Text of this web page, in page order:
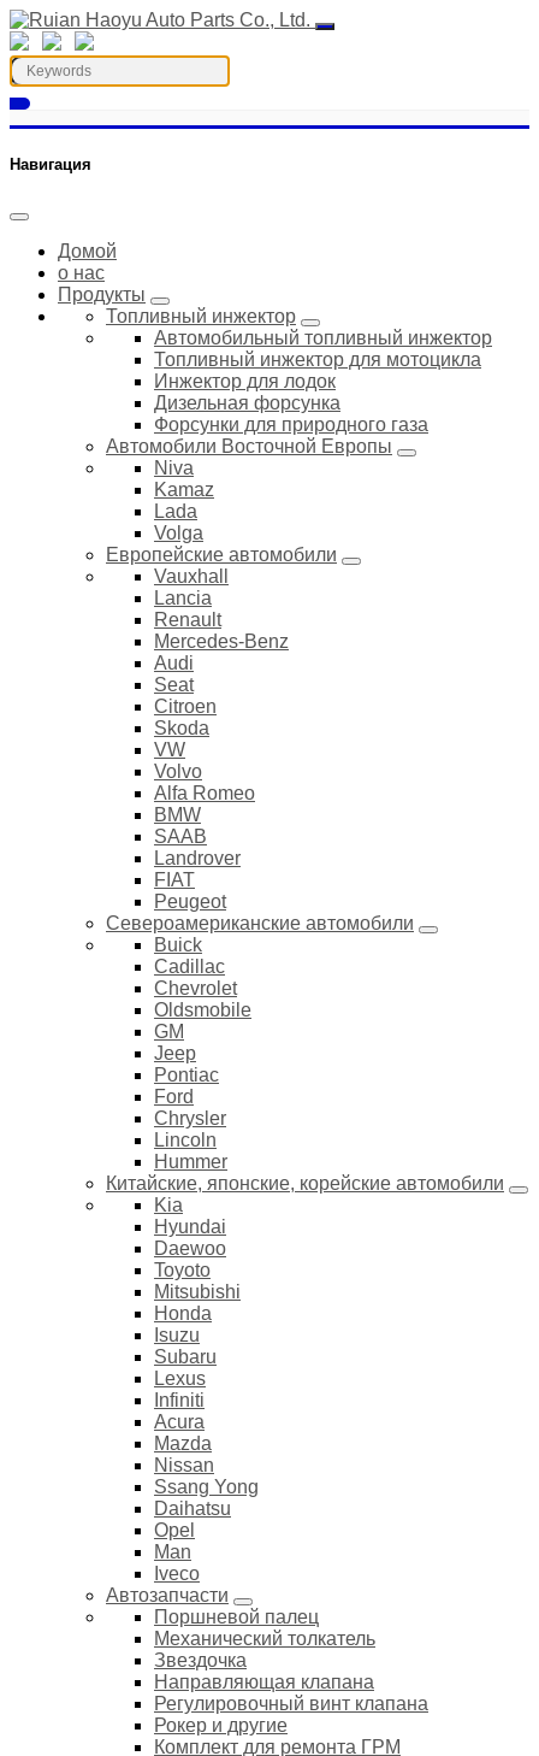
Навигация
Домой
о нас
Продукты
Топливный инжектор
Автомобильный топливный инжектор
Топливный инжектор для мотоцикла
Инжектор для лодок
Дизельная форсунка
Форсунки для природного газа
Автомобили Восточной Европы
Niva
Kamaz
Lada
Volga
Европейские автомобили
Vauxhall
Lancia
Renault
Mercedes-Benz
Audi
Seat
Citroen
Skoda
VW
Volvo
Alfa Romeo
BMW
SAAB
Landrover
FIAT
Peugeot
Североамериканские автомобили
Buick
Cadillac
Chevrolet
Oldsmobile
GM
Jeep
Pontiac
Ford
Chrysler
Lincoln
Hummer
Китайские, японские, корейские автомобили
Kia
Hyundai
Daewoo
Toyoto
Mitsubishi
Honda
Isuzu
Subaru
Lexus
Infiniti
Acura
Mazda
Nissan
Ssang Yong
Daihatsu
Opel
Man
Iveco
Автозапчасти
Поршневой палец
Механический толкатель
Звездочка
Направляющая клапана
Регулировочный винт клапана
Рокер и другие
Комплект для ремонта ГРМ